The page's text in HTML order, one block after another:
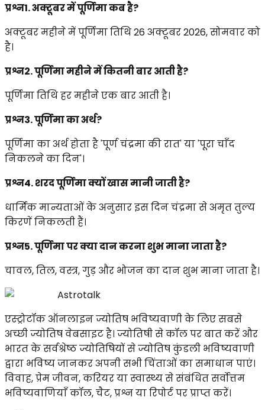
प्रश्न1. अक्टूबर में पूर्णिमा कब है?
अक्टूबर महीने में पूर्णिमा तिथि 26 अक्टूबर 2026, सोमवार को
है।
प्रश्न2. पूर्णिमा महीने में कितनी बार आती है?
पूर्णिमा तिथि हर महीने एक बार आती है।
प्रश्न3. पूर्णिमा का अर्थ?
पूर्णिमा का अर्थ होता है 'पूर्ण चंद्रमा की रात' या 'पूरा चाँद
निकलने का दिन'।
प्रश्न4. शरद पूर्णिमा क्यों खास मानी जाती है?
धार्मिक मान्यताओं के अनुसार इस दिन चंद्रमा से अमृत तुल्य
किरणें निकलती हैं।
प्रश्न5. पूर्णिमा पर क्या दान करना शुभ माना जाता है?
चावल, तिल, वस्त्र, गुड़ और भोजन का दान शुभ माना जाता है।
Astrotalk
एस्ट्रोटॉक ऑनलाइन ज्योतिष भविष्यवाणी के लिए सबसे
अच्छी ज्योतिष वेबसाइट है। ज्योतिषी से कॉल पर बात करें और
भारत के सर्वश्रेष्ठ ज्योतिषियों से ज्योतिष कुंडली भविष्यवाणी
द्वारा भविष्य जानकर अपनी सभी चिंताओं का समाधान पाएं।
विवाह, प्रेम जीवन, करियर या स्वास्थ्य से संबंधित सर्वोत्तम
भविष्यवाणियाँ कॉल, चैट, प्रश्न या रिपोर्ट पर प्राप्त करें।